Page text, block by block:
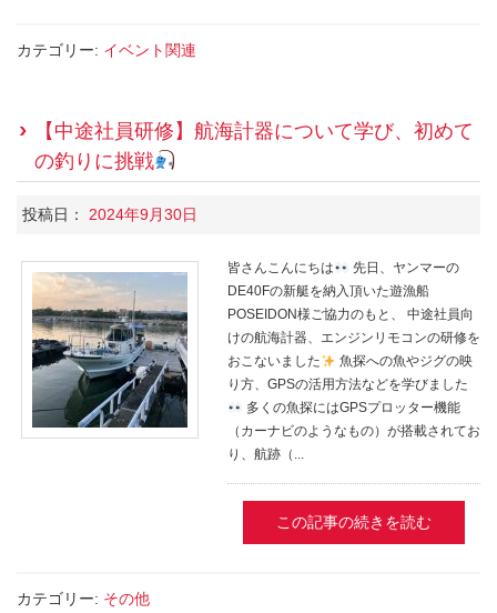
カテゴリー: イベント関連
【中途社員研修】航海計器について学び、初めて
の釣りに挑戦
投稿日： 2024年9月30日
皆さんこんにちは
先日、ヤンマーの
DE40Fの新艇を納入頂いた遊漁船
POSEIDON様ご協力のもと、 中途社員向
けの航海計器、エンジンリモコンの研修を
おこないました
魚探への魚やジグの映
り方、GPSの活用方法などを学びました
多くの魚探にはGPSプロッター機能
（カーナビのようなもの）が搭載されてお
り、航跡（...
この記事の続きを読む
カテゴリー: その他